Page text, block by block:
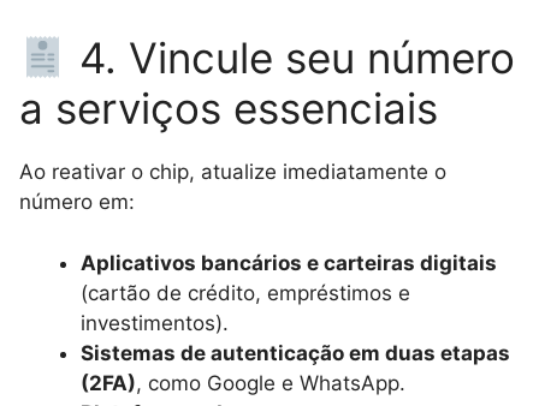
4. Vincule seu número
a serviços essenciais
Ao reativar o chip, atualize imediatamente o
número em:
Aplicativos bancários e carteiras digitais
(cartão de crédito, empréstimos e
investimentos).
Sistemas de autenticação em duas etapas
(2FA), como Google e WhatsApp.